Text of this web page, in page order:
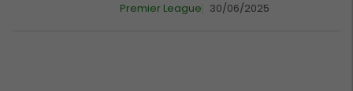
Premier League 30/06/2025